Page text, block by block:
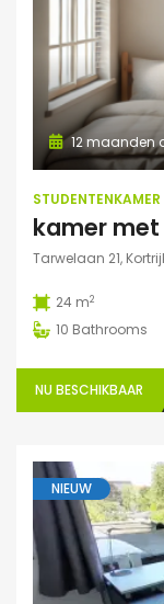
12 maanden
STUDENTENKAMER
kamer
Tarwelaan 21,
24 m2
10 Bathrooms
NU BESCHIKBAAR
NIEUW